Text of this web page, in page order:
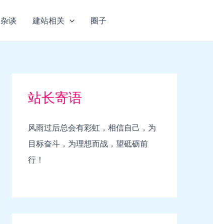
杂谈 建站相关 圈子
站长寄语
风雨过后总会有彩虹，相信自己，为
目标奋斗，为理想而战，望砥砺前
行！